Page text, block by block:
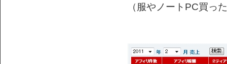
（服やノートPC買っ